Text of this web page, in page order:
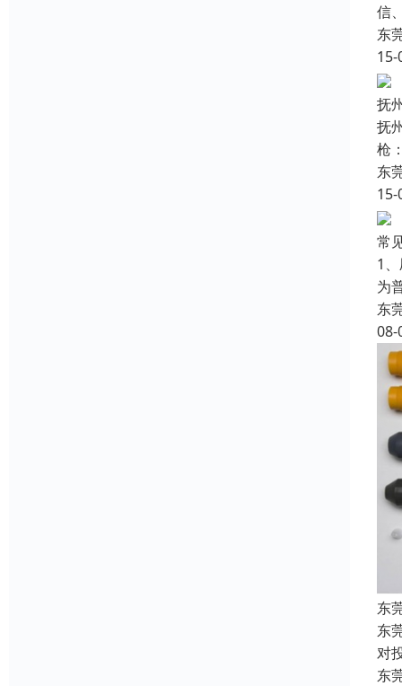
信
东
15-
抚
抚
枪
东
15-
常
1
为
东
08-
东
东
对
东